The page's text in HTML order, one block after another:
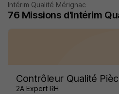
Intérim Qualité Mérignac
76 Missions d'Intérim
Contrôleur Qualité
2A Expert RH